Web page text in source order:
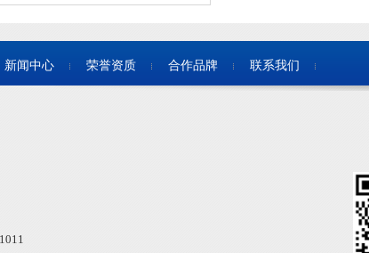
新闻中心 荣誉资质 合作品牌 联系我们